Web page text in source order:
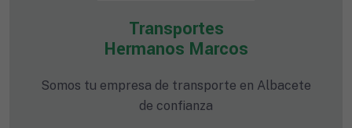
Transportes
Hermanos Marcos
Somos tu empresa de transporte en Albacete
de confianza